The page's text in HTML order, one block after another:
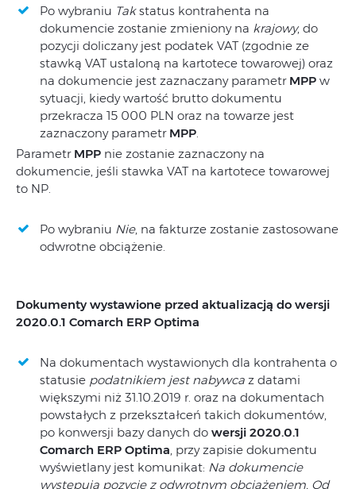
Po wybraniu Takstatus kontrahenta na
dokumencie zostanie zmieniony na krajowy, do
pozycji doliczany jest podatek VAT (zgodnie ze
stawką VAT ustaloną na kartotece towarowej) oraz
na dokumencie jest zaznaczany parametr MPP w
sytuacji, kiedy wartość brutto dokumentu
przekracza 15 000 PLN oraz na towarze jest
zaznaczony parametr MPP.
ParametrMPP nie zostanie zaznaczony na
dokumencie, jeśli stawka VAT na kartotece towarowej
to NP.
Po wybraniu Nie, na fakturze zostanie zastosowane
odwrotne obciążenie.
Dokumenty wystawione przed aktualizacją do wersji
2020.0.1 Comarch ERP Optima
Na dokumentach wystawionych dla kontrahenta o
statusie podatnikiem jest nabywca z datami
większymi niż 31.10.2019 r. oraz na dokumentach
powstałych z przekształceń takich dokumentów,
po konwersji bazy danych do wersji 2020.0.1
Comarch ERP Optima, przy zapisie dokumentu
wyświetlany jest komunikat: Na dokumencie
występują pozycje z odwrotnym obciążeniem. Od